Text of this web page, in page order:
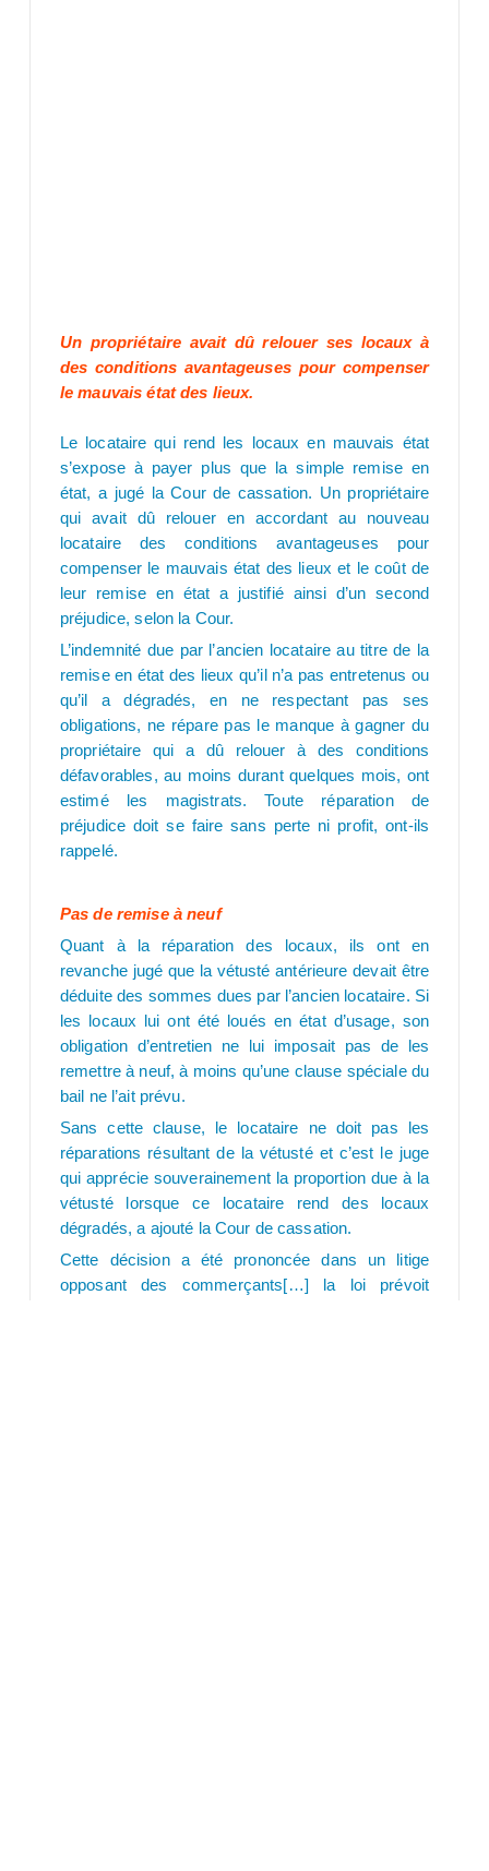
Un propriétaire avait dû relouer ses locaux à
des conditions avantageuses pour compenser
le mauvais état des lieux.
Le locataire qui rend les locaux en mauvais état
s’expose à payer plus que la simple remise en
état, a jugé la Cour de cassation. Un propriétaire
qui avait dû relouer en accordant au nouveau
locataire des conditions avantageuses pour
compenser le mauvais état des lieux et le coût de
leur remise en état a justifié ainsi d’un second
préjudice, selon la Cour.
L’indemnité due par l’ancien locataire au titre de la
remise en état des lieux qu’il n’a pas entretenus ou
qu’il a dégradés, en ne respectant pas ses
obligations, ne répare pas le manque à gagner du
propriétaire qui a dû relouer à des conditions
défavorables, au moins durant quelques mois, ont
estimé les magistrats. Toute réparation de
préjudice doit se faire sans perte ni profit, ont-ils
rappelé.
Pas de remise à neuf
Quant à la réparation des locaux, ils ont en
revanche jugé que la vétusté antérieure devait être
déduite des sommes dues par l’ancien locataire. Si
les locaux lui ont été loués en état d’usage, son
obligation d’entretien ne lui imposait pas de les
remettre à neuf, à moins qu’une clause spéciale du
bail ne l’ait prévu.
Sans cette clause, le locataire ne doit pas les
réparations résultant de la vétusté et c’est le juge
qui apprécie souverainement la proportion due à la
vétusté lorsque ce locataire rend des locaux
dégradés, a ajouté la Cour de cassation.
Cette décision a été prononcée dans un litige
opposant des commerçants[…] la loi prévoit